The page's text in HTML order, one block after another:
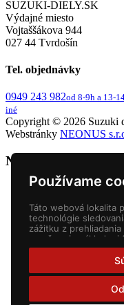
Používame
Táto webová lokalita
technológie
zážitku z
umožnenie
stránky,pre lepší
vášho záujmu o naše
prispôsobenie
zobrazovanie reklám
SUZUKI-DIELY.SK
Výdajné miesto
Vojtaššákova 944
027 44 Tvrdošín
Tel. objednávky
0949 243 982od 8-9h a 13-
iné
Copyright © 2026 Suzuki
Webstránky NEONUS
Nákupný košík